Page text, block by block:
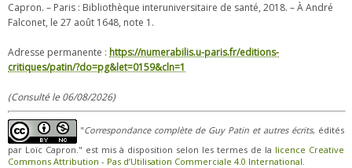
Capron. – Paris : Bibliothèque interuniversitaire de santé, 2018. – À André
Falconet, le 27 août 1648, note 1.
Adresse permanente : https://numerabilis.u-paris.fr/editions-
critiques/patin/?do=pg&let=0159&cln=1
(Consulté le 06/08/2026)
"Correspondance complète de Guy Patin et autres écrits, édités
par Loïc Capron." est mis à disposition selon les termes de la licence Creative
Commons Attribution - Pas d’Utilisation Commerciale 4.0 International.